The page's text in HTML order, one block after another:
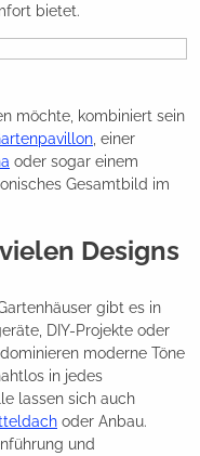
bietet.
möchte, kombiniert sein
, einer
oder sogar einem
Gesamtbild im
Designs
gibt es in
DIY-Projekte oder
moderne Töne
in jedes
lassen sich auch
oder Anbau.
und